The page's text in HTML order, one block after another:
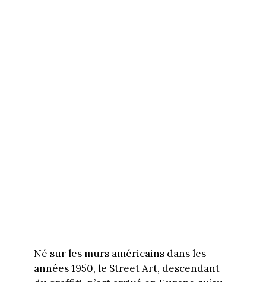
Né sur les murs américains dans les
années 1950, le Street Art, descendant